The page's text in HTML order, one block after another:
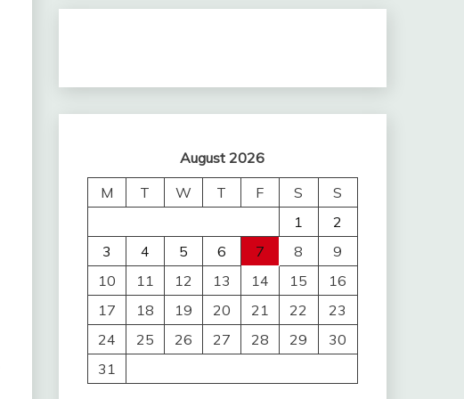
August 2026
M
T W T F S
S
1
2
3
4 5 6 7 8
9
10
11 12 13 14 15
16
17
18 19 20 21 22
23
24
25 26 27 28 29
30
31